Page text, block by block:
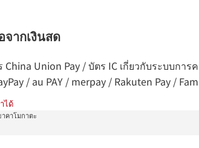
ากเงินสด
China Union Pay / บัตร IC เกี่ยวกับระบบก
/ au PAY / merpay / Rakuten Pay /
ได้
คาโมกาตะ